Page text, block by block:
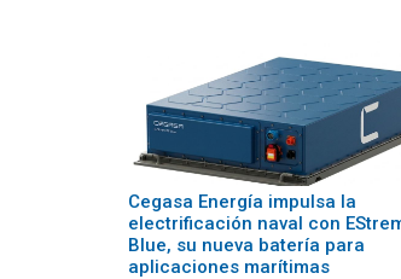
Cegasa Energía impulsa la
electrificación naval con
Blue, su nueva batería para
aplicaciones marítimas